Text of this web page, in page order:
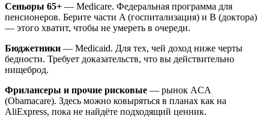
Сеньоры 65+ — Medicare. Федеральная программа для
пенсионеров. Берите части A (госпитализация) и B (доктора)
— этого хватит, чтобы не умереть в очереди.
Бюджетники — Medicaid. Для тех, чей доход ниже черты
бедности. Требует доказательств, что вы действительно
нищеброд.
Фрилансеры и прочие рисковые — рынок ACA
(Obamacare). Здесь можно ковыряться в планах как на
AliExpress, пока не найдёте подходящий ценник.